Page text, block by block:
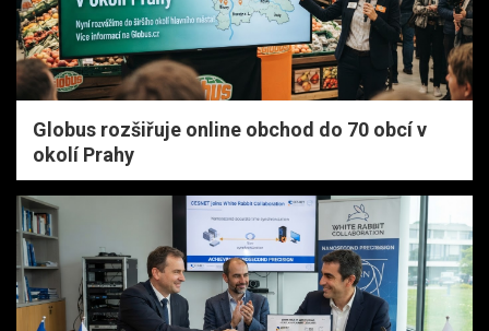
Globus rozšiřuje online obchod do 70 obcí v
okolí Prahy